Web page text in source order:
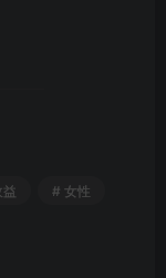
# 女性